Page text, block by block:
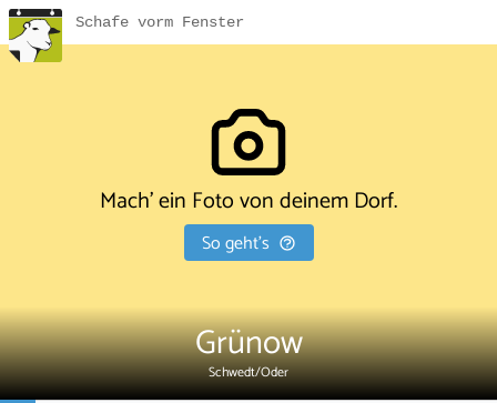
Schafe vorm Fenster
Mach' ein Foto von deinem Dorf.
So geht's
Grünow
Schwedt/Oder